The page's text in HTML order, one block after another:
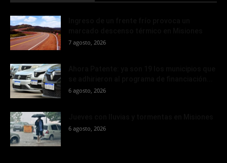
7 agosto, 2026
6 agosto, 2026
6 agosto, 2026